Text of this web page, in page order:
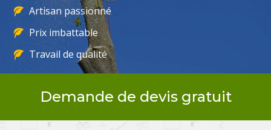
Artisan passionné
Prix imbattable
Travail de qualité
Demande de devis gratuit